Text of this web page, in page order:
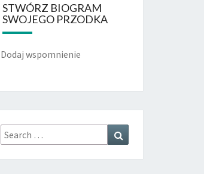
STWÓRZ BIOGRAM
SWOJEGO PRZODKA
Dodaj wspomnienie
Search
for: